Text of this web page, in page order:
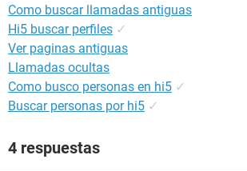
Como buscar llamadas antiguas
Hi5 buscar perfiles ✓
Ver paginas antiguas
Llamadas ocultas
Como busco personas en hi5 ✓
Buscar personas por hi5 ✓
4 respuestas